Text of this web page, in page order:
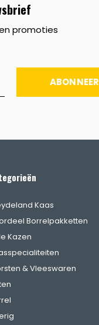
promoties
ABONNEER
Kaas
Borrelpakketten
Kazen
& Vleeswaren